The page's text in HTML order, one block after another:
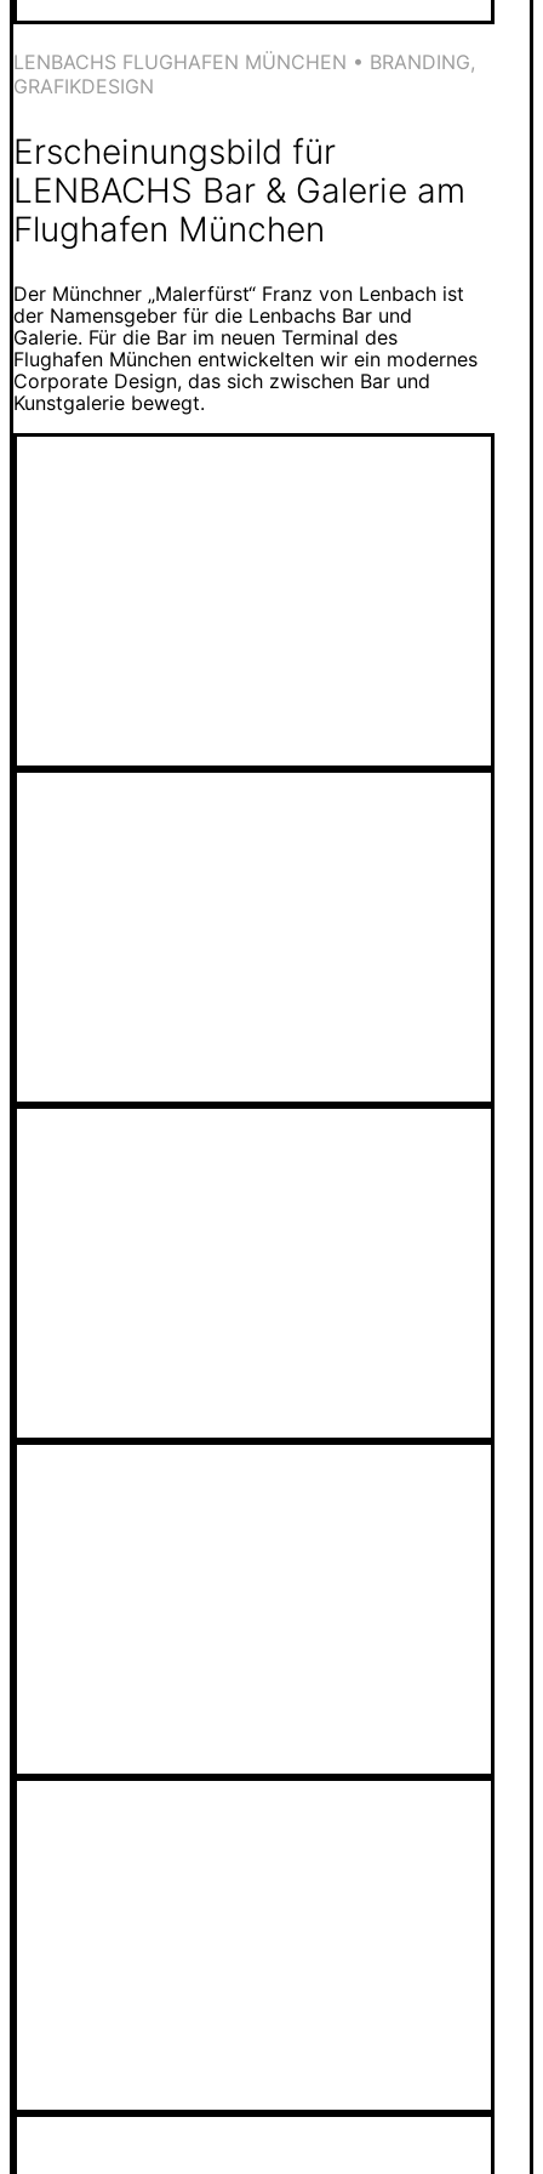
LENBACHS FLUGHAFEN MÜNCHEN • BRANDING,
GRAFIKDESIGN
Erscheinungsbild für
LENBACHS Bar & Galerie am
Flughafen München
Der Münchner „Malerfürst“ Franz von Lenbach ist
der Namensgeber für die Lenbachs Bar und
Galerie. Für die Bar im neuen Terminal des
Flughafen München entwickelten wir ein modernes
Corporate Design, das sich zwischen Bar und
Kunstgalerie bewegt.